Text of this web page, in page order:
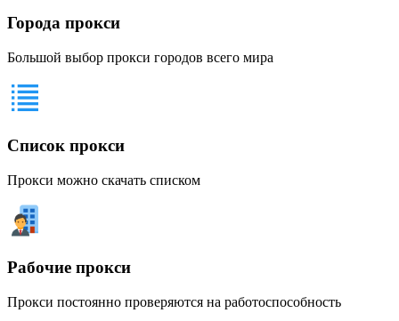
Города прокси
Большой выбор прокси городов всего мира
Список прокси
Прокси можно скачать списком
Рабочие прокси
Прокси постоянно проверяются на работоспособность